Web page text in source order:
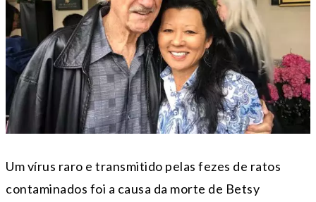
Um vírus raro e transmitido pelas fezes de ratos
contaminados foi a causa da morte de Betsy